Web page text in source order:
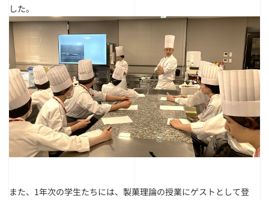
した。
また、1年次の学生たちには、製菓理論の授業にゲストとして登